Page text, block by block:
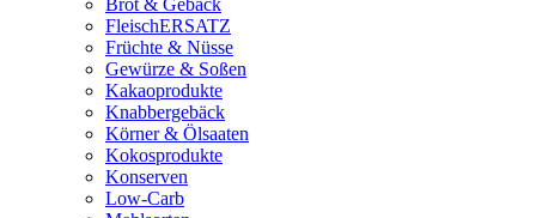
Brot & Gebäck
FleischERSATZ
Früchte & Nüsse
Gewürze & Soßen
Kakaoprodukte
Knabbergebäck
Körner & Ölsaaten
Kokosprodukte
Konserven
Low-Carb